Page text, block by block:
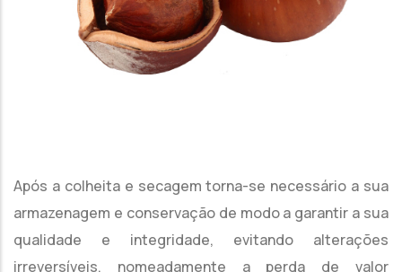
Após a colheita e secagem torna-se necessário a sua
armazenagem e conservação de modo a garantir a sua
qualidade e integridade, evitando alterações
irreversíveis, nomeadamente a perda de valor